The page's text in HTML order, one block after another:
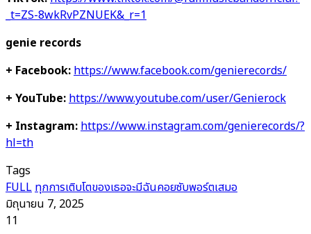
_t=ZS-8wkRvPZNUEK&_r=1
genie records
+ Facebook:https://www.facebook.com/genierecords/
+ YouTube:https://www.youtube.com/user/Genierock
+ Instagram:https://www.instagram.com/genierecords/?
hl=th
Tags
FULLทุกการเติบโตของเธอจะมีฉันคอยซับพอร์ตเสมอ
มิถุนายน 7, 2025
11